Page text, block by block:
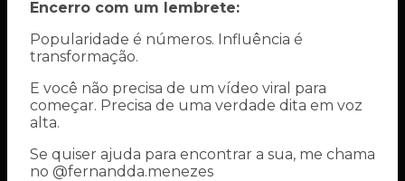
Encerro com um lembrete:
Popularidade é números. Influência é
transformação.
E você não precisa de um vídeo viral para
começar. Precisa de uma verdade dita em voz
alta.
Se quiser ajuda para encontrar a sua, me chama
no @fernandda.menezes